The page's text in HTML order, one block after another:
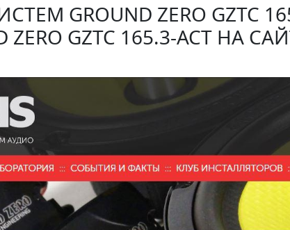
GROUND ZERO GZTC
ZERO GZTC 165.3-ACT НА